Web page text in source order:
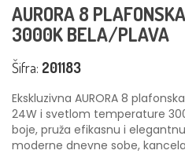
AURORA 8
3000K BELA/PLAVA
Šifra: 201183
Ekskluzivna AURORA 8
24W i svetlom temperature
boje, pruža efikasnu i
moderne dnevne sobe,